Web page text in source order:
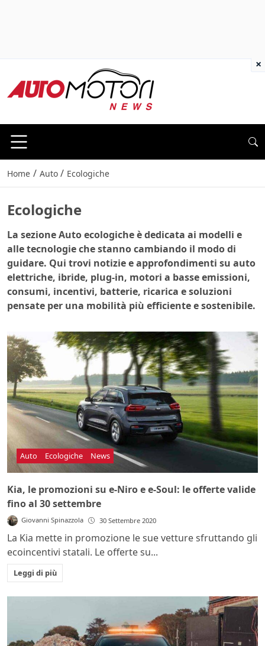
Home / Auto / Ecologiche
Ecologiche
La sezione Auto ecologiche è dedicata ai modelli e
alle tecnologie che stanno cambiando il modo di
guidare. Qui trovi notizie e approfondimenti su auto
elettriche, ibride, plug-in, motori a basse emissioni,
consumi, incentivi, batterie, ricarica e soluzioni
pensate per una mobilità più efficiente e sostenibile.
Auto Ecologiche News
Kia, le promozioni su e-Niro e e-Soul: le offerte valide
fino al 30 settembre
Giovanni Spinazzola 30 Settembre 2020
La Kia mette in promozione le sue vetture sfruttando gli
ecoincentivi statali. Le offerte su...
Leggi di più
×